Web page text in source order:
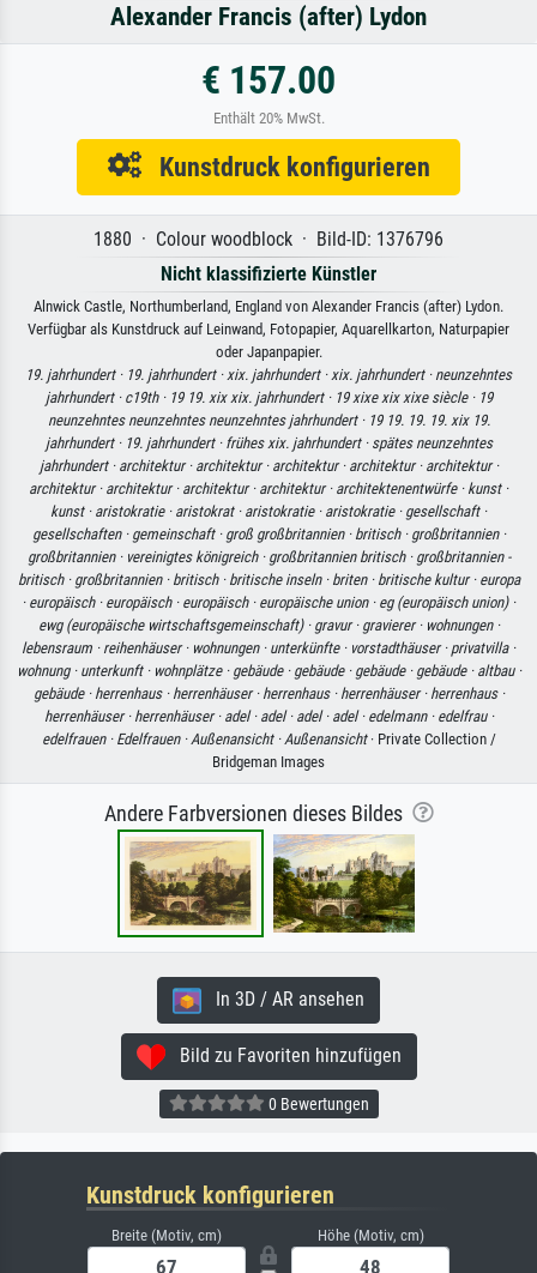
Alexander Francis (after) Lydon
€ 157.00
Enthält 20% MwSt.
Kunstdruck konfigurieren
1880 · Colour woodblock · Bild-ID: 1376796
Nicht klassifizierte Künstler
Alnwick Castle, Northumberland, England von Alexander Francis (after) Lydon.
Verfügbar als Kunstdruck auf Leinwand, Fotopapier, Aquarellkarton, Naturpapier
oder Japanpapier.
19. jahrhundert · 19. jahrhundert ·xix. jahrhundert ·xix. jahrhundert · neunzehntes
jahrhundert · c19th · 19 19. xix xix. jahrhundert · 19 xixe xix xixe siècle · 19
neunzehntes neunzehntes neunzehntes jahrhundert · 19 19. 19. 19. xix 19.
jahrhundert · 19. jahrhundert · frühes xix. jahrhundert · spätes neunzehntes
jahrhundert · architektur · architektur · architektur · architektur · architektur ·
architektur · architektur · architektur · architektur · architektenentwürfe · kunst ·
kunst · aristokratie · aristokrat · aristokratie · aristokratie · gesellschaft ·
gesellschaften · gemeinschaft · groß großbritannien · britisch · großbritannien ·
großbritannien · vereinigtes königreich · großbritannien britisch · großbritannien -
britisch · großbritannien · britisch · britische inseln · briten · britische kultur · europa
· europäisch · europäisch · europäisch · europäische union · eg (europäisch union) ·
ewg (europäische wirtschaftsgemeinschaft) · gravur · gravierer · wohnungen ·
lebensraum · reihenhäuser · wohnungen · unterkünfte · vorstadthäuser · privatvilla ·
wohnung · unterkunft · wohnplätze · gebäude · gebäude · gebäude · gebäude · altbau ·
gebäude · herrenhaus · herrenhäuser · herrenhaus · herrenhäuser · herrenhaus ·
herrenhäuser · herrenhäuser · adel · adel · adel · adel · edelmann · edelfrau ·
edelfrauen · Edelfrauen ·Außenansicht ·Außenansicht· Private Collection /
Bridgeman Images
Andere Farbversionen dieses Bildes
In 3D / AR ansehen
Bild zu Favoriten hinzufügen
0 Bewertungen
Kunstdruck konfigurieren
Breite (Motiv, cm) Höhe (Motiv, cm)